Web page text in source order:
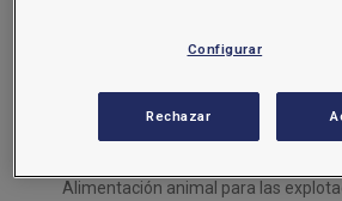
Alimentación animal para las
Configurar
Rechazar